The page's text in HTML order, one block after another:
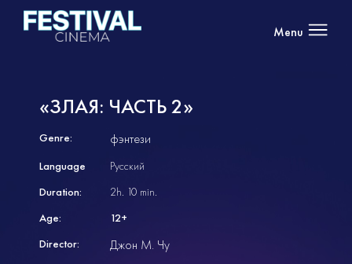
Menu
«ЗЛАЯ: ЧАСТЬ 2»
Genre: фэнтези
Language
Русский
Duration:
2h. 10 min.
Age:
12+
Director:
Джон М. Чу